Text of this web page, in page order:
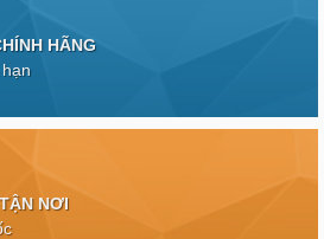
HÃNG
NƠI